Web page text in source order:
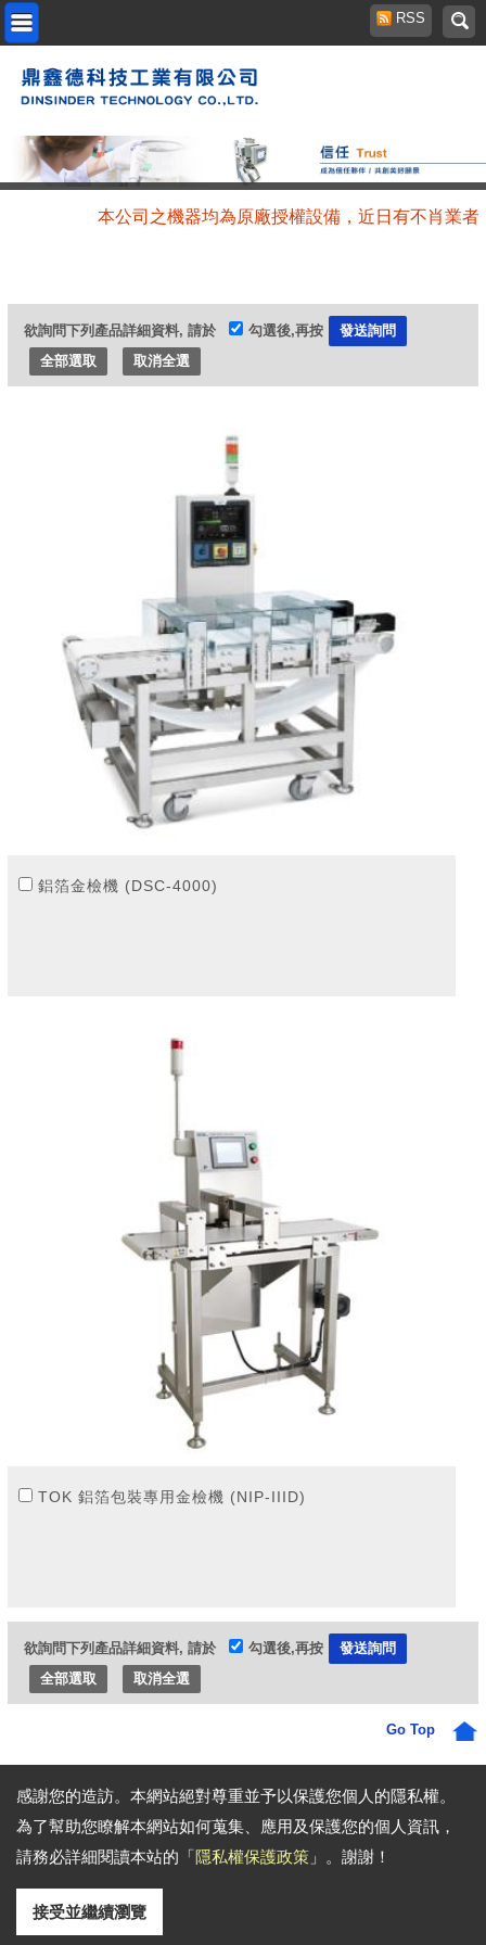
感謝您的造訪。本網站絕對尊重並予以保護您個人的隱私權。
為了幫助您瞭解本網站如何蒐集、應用及保護您的個人資訊，
請務必詳細閱讀本站的「隱私權保護政策 」。謝謝！
接受並繼續瀏覽
RSS
本公司之機器均為原廠授權設備，近日有不肖業
欲詢問下列產品詳細資料, 請於
勾選後,再按
全部選取
取消全選
鋁箔金檢機 (DSC-4000)
TOK 鋁箔包裝專用金檢機 (NIP-IIID)
欲詢問下列產品詳細資料, 請於
勾選後,再按
全部選取
取消全選
Go Top
通訊地址:新北市泰山區明志路三段478號8樓之2(九揚高峰會)
Email:dinsinder@accom.com.tw pady@accom.com.tw